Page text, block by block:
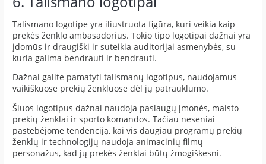
Talismano logotipe yra iliustruota figūra, kuri veikia kaip
prekės ženklo ambasadorius. Tokio tipo logotipai dažnai yra
įdomūs ir draugiški ir suteikia auditorijai asmenybės, su
kuria galima bendrauti ir bendrauti.
Dažnai galite pamatyti talismanų logotipus, naudojamus
vaikiškuose prekių ženkluose dėl jų patrauklumo.
Šiuos logotipus dažnai naudoja paslaugų įmonės, maisto
prekių ženklai ir sporto komandos. Tačiau neseniai
pastebėjome tendenciją, kai vis daugiau programų prekių
ženklų ir technologijų naudoja animacinių filmų
personažus, kad jų prekės ženklai būtų žmogiškesni.